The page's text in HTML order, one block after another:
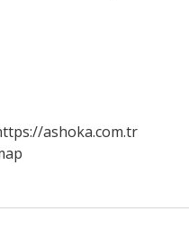
ashoka.com.tr